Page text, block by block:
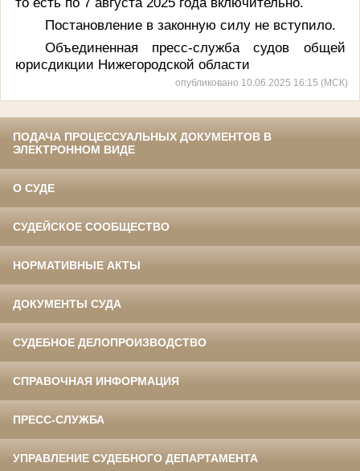
Постановление в законную силу не вступило.
Объединенная пресс-служба судов общей
юрисдикции Нижегородской области
опубликовано 10.06.2025 16:15 (МСК)
ПОДАЧА ПРОЦЕССУАЛЬНЫХ ДОКУМЕНТОВ В
ЭЛЕКТРОННОМ ВИДЕ
О СУДЕ
СУДЕЙСКОЕ СООБЩЕСТВО
НОРМАТИВНЫЕ АКТЫ
ДОКУМЕНТЫ СУДА
СУДЕБНОЕ ДЕЛОПРОИЗВОДСТВО
СПРАВОЧНАЯ ИНФОРМАЦИЯ
ПРЕСС-СЛУЖБА
УПРАВЛЕНИЕ СУДЕБНОГО ДЕПАРТАМЕНТА